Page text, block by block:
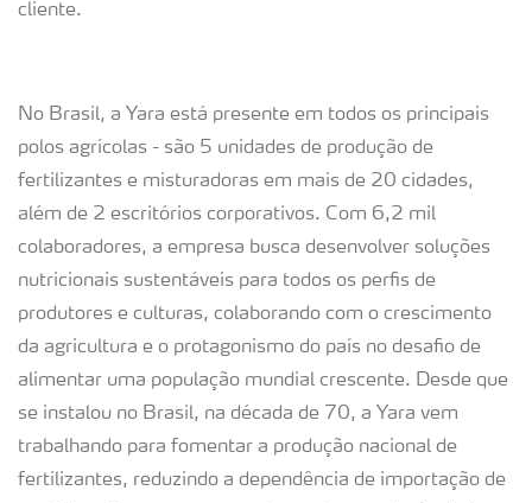
cliente.
No Brasil, a Yara está presente em todos os principais
polos agrícolas - são 5 unidades de produção de
fertilizantes e misturadoras em mais de 20 cidades,
além de 2 escritórios corporativos. Com 6,2 mil
colaboradores, a empresa busca desenvolver soluções
nutricionais sustentáveis para todos os perfis de
produtores e culturas, colaborando com o crescimento
da agricultura e o protagonismo do país no desafio de
alimentar uma população mundial crescente. Desde que
se instalou no Brasil, na década de 70, a Yara vem
trabalhando para fomentar a produção nacional de
fertilizantes, reduzindo a dependência de importação de